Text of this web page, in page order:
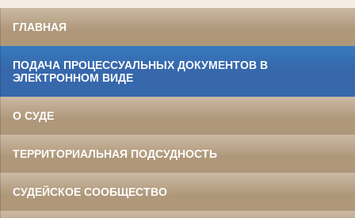
ГЛАВНАЯ
ПОДАЧА ПРОЦЕССУАЛЬНЫХ ДОКУМЕНТОВ В
ЭЛЕКТРОННОМ ВИДЕ
О СУДЕ
ТЕРРИТОРИАЛЬНАЯ ПОДСУДНОСТЬ
СУДЕЙСКОЕ СООБЩЕСТВО